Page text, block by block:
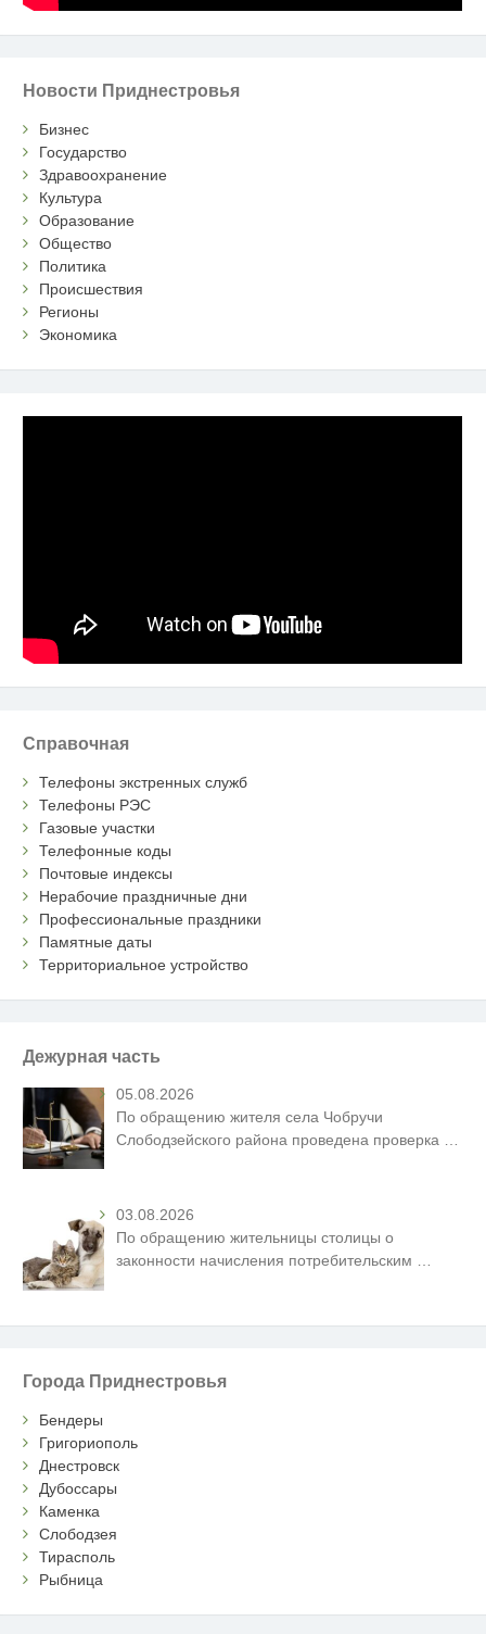
Новости Приднестровья
Бизнес
Государство
Здравоохранение
Культура
Образование
Общество
Политика
Происшествия
Регионы
Экономика
Справочная
Телефоны экстренных служб
Телефоны РЭС
Газовые участки
Телефонные коды
Почтовые индексы
Нерабочие праздничные дни
Профессиональные праздники
Памятные даты
Территориальное устройство
Дежурная часть
05.08.2026
По обращению жителя села Чобручи
Слободзейского района проведена проверка
03.08.2026
По обращению жительницы столицы о
законности начисления потребительским …
Города Приднестровья
Бендеры
Григориополь
Днестровск
Дубоссары
Каменка
Слободзея
Тирасполь
Рыбница